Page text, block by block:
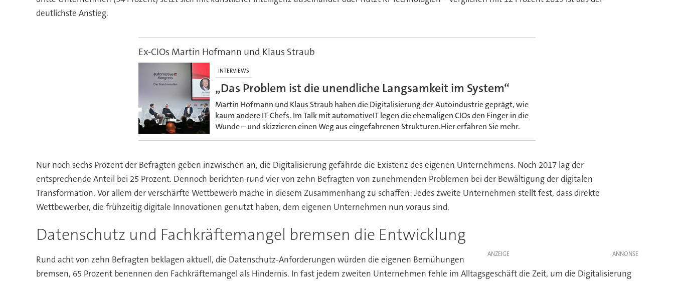
deutlichste Anstieg.
Ex-CIOs Martin Hofmann und Klaus Straub
INTERVIEWS
„Das Problem ist die unendliche Langsamkeit im System“
Martin Hofmann und Klaus Straub haben die Digitalisierung der Autoindustrie geprägt, wie
kaum andere IT-Chefs. Im Talk mit automotiveIT legen die ehemaligen CIOs den Finger in die
Wunde – und skizzieren einen Weg aus eingefahrenen Strukturen.Hier erfahren Sie mehr.
Nur noch sechs Prozent der Befragten geben inzwischen an, die Digitalisierung gefährde die Existenz des eigenen Unternehmens. Noch 2017 lag der
entsprechende Anteil bei 25 Prozent. Dennoch berichten rund vier von zehn Befragten von zunehmenden Problemen bei der Bewältigung der digitalen
Transformation. Vor allem der verschärfte Wettbewerb mache in diesem Zusammenhang zu schaffen: Jedes zweite Unternehmen stellt fest, dass direkte
Wettbewerber, die frühzeitig digitale Innovationen genutzt haben, dem eigenen Unternehmen nun voraus sind.
Datenschutz und Fachkräftemangel bremsen die Entwicklung
ANZEIGE
Rund acht von zehn Befragten beklagen aktuell, die Datenschutz-Anforderungen würden die eigenen Bemühungen
bremsen, 65 Prozent benennen den Fachkräftemangel als Hindernis. In fast jedem zweiten Unternehmen fehle im Alltagsgeschäft die Zeit, um die Digitalisierung